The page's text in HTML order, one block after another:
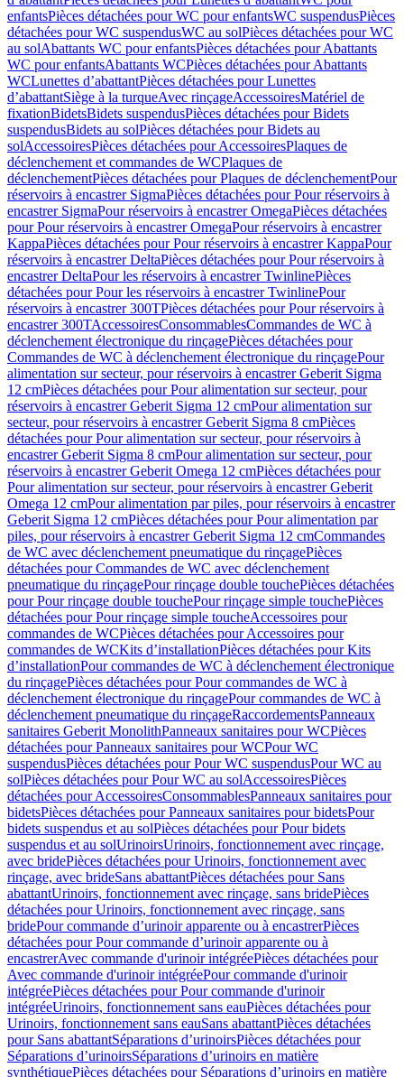
enfantsPièces détachées pour WC pour enfantsWC suspendusPièces
détachées pour WC suspendusWC au solPièces détachées pour WC
au solAbattants WC pour enfantsPièces détachées pour Abattants
WC pour enfantsAbattants WCPièces détachées pour Abattants
WCLunettes d’abattantPièces détachées pour Lunettes
d’abattantSiège à la turqueAvec rinçageAccessoiresMatériel de
fixationBidetsBidets suspendusPièces détachées pour Bidets
suspendusBidets au solPièces détachées pour Bidets au
solAccessoiresPièces détachées pour AccessoiresPlaques de
déclenchement et commandes de WCPlaques de
déclenchementPièces détachées pour Plaques de déclenchementPour
réservoirs à encastrer SigmaPièces détachées pour Pour réservoirs à
encastrer SigmaPour réservoirs à encastrer OmegaPièces détachées
pour Pour réservoirs à encastrer OmegaPour réservoirs à encastrer
KappaPièces détachées pour Pour réservoirs à encastrer KappaPour
réservoirs à encastrer DeltaPièces détachées pour Pour réservoirs à
encastrer DeltaPour les réservoirs à encastrer TwinlinePièces
détachées pour Pour les réservoirs à encastrer TwinlinePour
réservoirs à encastrer 300TPièces détachées pour Pour réservoirs à
encastrer 300TAccessoiresConsommablesCommandes de WC à
déclenchement électronique du rinçagePièces détachées pour
Commandes de WC à déclenchement électronique du rinçagePour
alimentation sur secteur, pour réservoirs à encastrer Geberit Sigma
12 cmPièces détachées pour Pour alimentation sur secteur, pour
réservoirs à encastrer Geberit Sigma 12 cmPour alimentation sur
secteur, pour réservoirs à encastrer Geberit Sigma 8 cmPièces
détachées pour Pour alimentation sur secteur, pour réservoirs à
encastrer Geberit Sigma 8 cmPour alimentation sur secteur, pour
réservoirs à encastrer Geberit Omega 12 cmPièces détachées pour
Pour alimentation sur secteur, pour réservoirs à encastrer Geberit
Omega 12 cmPour alimentation par piles, pour réservoirs à encastrer
Geberit Sigma 12 cmPièces détachées pour Pour alimentation par
piles, pour réservoirs à encastrer Geberit Sigma 12 cmCommandes
de WC avec déclenchement pneumatique du rinçagePièces
détachées pour Commandes de WC avec déclenchement
pneumatique du rinçagePour rinçage double touchePièces détachées
pour Pour rinçage double touchePour rinçage simple touchePièces
détachées pour Pour rinçage simple toucheAccessoires pour
commandes de WCPièces détachées pour Accessoires pour
commandes de WCKits d’installationPièces détachées pour Kits
d’installationPour commandes de WC à déclenchement électronique
du rinçagePièces détachées pour Pour commandes de WC à
déclenchement électronique du rinçagePour commandes de WC à
déclenchement pneumatique du rinçageRaccordementsPanneaux
sanitaires Geberit MonolithPanneaux sanitaires pour WCPièces
détachées pour Panneaux sanitaires pour WCPour WC
suspendusPièces détachées pour Pour WC suspendusPour WC au
solPièces détachées pour Pour WC au solAccessoiresPièces
détachées pour AccessoiresConsommablesPanneaux sanitaires pour
bidetsPièces détachées pour Panneaux sanitaires pour bidetsPour
bidets suspendus et au solPièces détachées pour Pour bidets
suspendus et au solUrinoirsUrinoirs, fonctionnement avec rinçage,
avec bridePièces détachées pour Urinoirs, fonctionnement avec
rinçage, avec brideSans abattantPièces détachées pour Sans
abattantUrinoirs, fonctionnement avec rinçage, sans bridePièces
détachées pour Urinoirs, fonctionnement avec rinçage, sans
bridePour commande d’urinoir apparente ou à encastrerPièces
détachées pour Pour commande d’urinoir apparente ou à
encastrerAvec commande d'urinoir intégréePièces détachées pour
Avec commande d'urinoir intégréePour commande d'urinoir
intégréePièces détachées pour Pour commande d'urinoir
intégréeUrinoirs, fonctionnement sans eauPièces détachées pour
Urinoirs, fonctionnement sans eauSans abattantPièces détachées
pour Sans abattantSéparations d’urinoirsPièces détachées pour
Séparations d’urinoirsSéparations d’urinoirs en matière
synthétiquePièces détachées pour Séparations d’urinoirs en matière